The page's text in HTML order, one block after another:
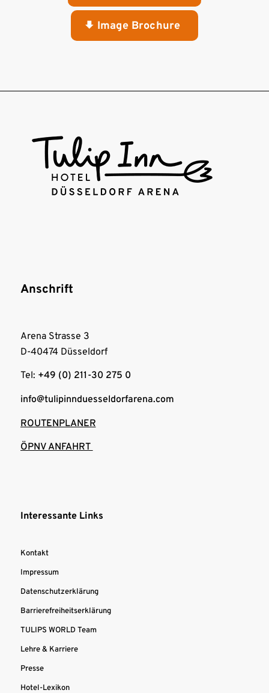
Image Brochure
Anschrift
Arena Strasse 3
D-40474 Düsseldorf
Tel: +49 (0) 211-30 275 0
info@tulipinnduesseldorfarena.com
ROUTENPLANER
ÖPNV ANFAHRT
Interessante Links
Kontakt
Impressum
Datenschutzerklärung
Barrierefreiheitserklärung
TULIPS WORLD Team
Lehre & Karriere
Presse
Hotel-Lexikon